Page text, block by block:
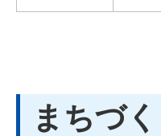
まちづ